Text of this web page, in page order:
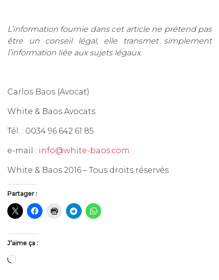
L’information fournie dans cet article ne prétend pas
être un conseil légal, elle transmet simplement
l’information liée aux sujets légaux.
Carlos Baos (Avocat)
White & Baos Avocats
Tél. : 0034 96 642 61 85
e-mail : info@white-baos.com
White & Baos 2016 – Tous droits réservés
Partager :
J’aime ça :
Chargement…